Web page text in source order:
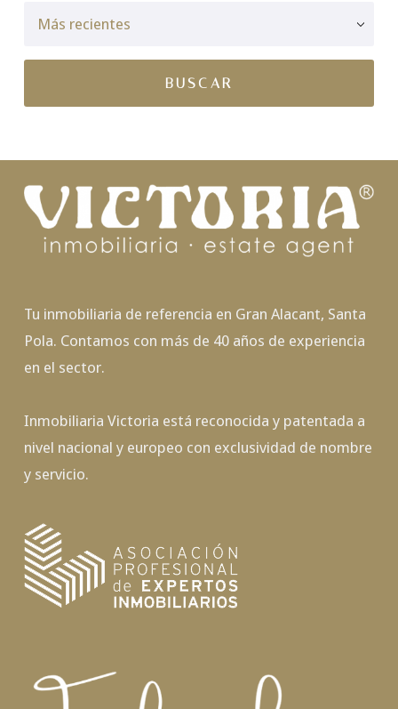
Tu inmobiliaria de referencia en Gran Alacant, Santa
Pola. Contamos con más de 40 años de experiencia
en el sector.
Inmobiliaria Victoria está reconocida y patentada a
nivel nacional y europeo con exclusividad de nombre
y servicio.